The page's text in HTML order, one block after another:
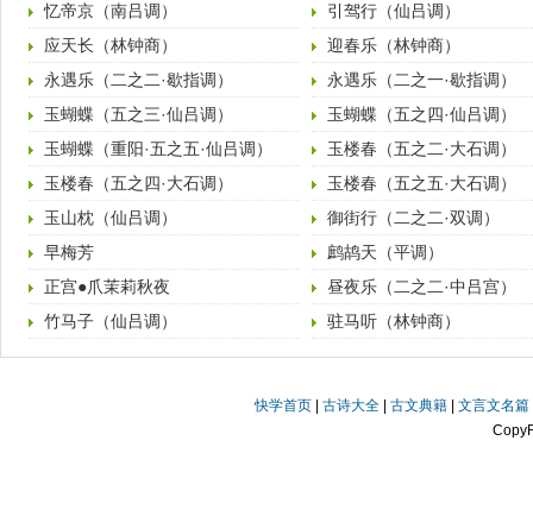
忆帝京（南吕调）
引驾行（仙吕调）
应天长（林钟商）
迎春乐（林钟商）
永遇乐（二之二·歇指调）
永遇乐（二之一·歇指调）
玉蝴蝶（五之三·仙吕调）
玉蝴蝶（五之四·仙吕调）
玉蝴蝶（重阳·五之五·仙吕调）
玉楼春（五之二·大石调）
玉楼春（五之四·大石调）
玉楼春（五之五·大石调）
玉山枕（仙吕调）
御街行（二之二·双调）
早梅芳
鹧鸪天（平调）
正宫●爪茉莉秋夜
昼夜乐（二之二·中吕宫）
竹马子（仙吕调）
驻马听（林钟商）
快学首页 |古诗大全 |古文典籍 |文言文名篇